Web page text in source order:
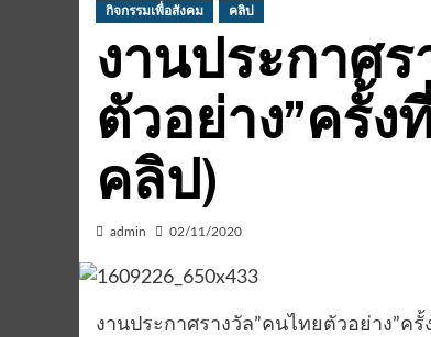
กิจกรรมเพื่อสังคม คลิป
งานประกาศ
ตัวอย่าง”ครั้ง
คลิป)
admin 02/11/2020
งานประกาศรางวัล”คนไทยตัวอย่าง”ค